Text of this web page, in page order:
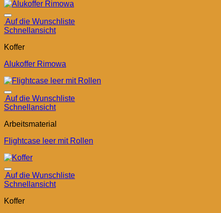
Auf die Wunschliste
Schnellansicht
Koffer
Alukoffer Rimowa
Auf die Wunschliste
Schnellansicht
Arbeitsmaterial
Flightcase leer mit Rollen
Auf die Wunschliste
Schnellansicht
Koffer